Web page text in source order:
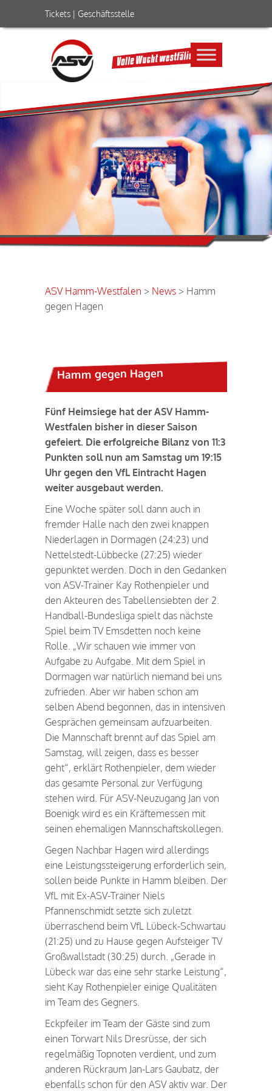
Tickets | Geschäftsstelle
ASV Hamm-Westfalen > News > Hamm
gegen Hagen
Hamm gegen Hagen
Fünf Heimsiege hat der ASV Hamm-
Westfalen bisher in dieser Saison
gefeiert. Die erfolgreiche Bilanz von 11:3
Punkten soll nun am Samstag um 19:15
Uhr gegen den VfL Eintracht Hagen
weiter ausgebaut werden.
Eine Woche später soll dann auch in
fremder Halle nach den zwei knappen
Niederlagen in Dormagen (24:23) und
Nettelstedt-Lübbecke (27:25) wieder
gepunktet werden. Doch in den Gedanken
von ASV-Trainer Kay Rothenpieler und
den Akteuren des Tabellensiebten der 2.
Handball-Bundesliga spielt das nächste
Spiel beim TV Emsdetten noch keine
Rolle. „Wir schauen wie immer von
Aufgabe zu Aufgabe. Mit dem Spiel in
Dormagen war natürlich niemand bei uns
zufrieden. Aber wir haben schon am
selben Abend begonnen, das in intensiven
Gesprächen gemeinsam aufzuarbeiten.
Die Mannschaft brennt auf das Spiel am
Samstag, will zeigen, dass es besser
geht“, erklärt Rothenpieler, dem wieder
das gesamte Personal zur Verfügung
stehen wird. Für ASV-Neuzugang Jan von
Boenigk wird es ein Kräftemessen mit
seinen ehemaligen Mannschaftskollegen.
Gegen Nachbar Hagen wird allerdings
eine Leistungssteigerung erforderlich sein,
sollen beide Punkte in Hamm bleiben. Der
VfL mit Ex-ASV-Trainer Niels
Pfannenschmidt setzte sich zuletzt
überraschend beim VfL Lübeck-Schwartau
(21:25) und zu Hause gegen Aufsteiger TV
Großwallstadt (30:25) durch. „Gerade in
Lübeck war das eine sehr starke Leistung“,
sieht Kay Rothenpieler einige Qualitäten
im Team des Gegners.
Eckpfeiler im Team der Gäste sind zum
einen Torwart Nils Dresrüsse, der sich
regelmäßig Topnoten verdient, und zum
anderen Rückraum Jan-Lars Gaubatz, der
ebenfalls schon für den ASV aktiv war. Der